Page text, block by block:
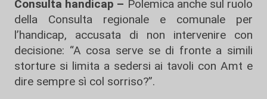
Consulta handicap – Polemica anche sul ruolo
della Consulta regionale e comunale per
l’handicap, accusata di non intervenire con
decisione: “A cosa serve se di fronte a simili
storture si limita a sedersi ai tavoli con Amt e
dire sempre sì col sorriso?”.